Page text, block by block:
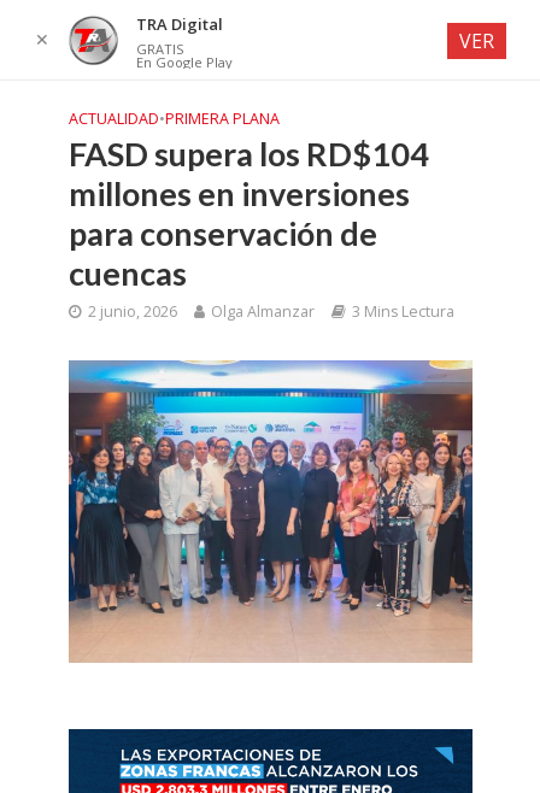
ACTUALIDAD•PRIMERA PLANA
FASD supera los RD$104
millones en inversiones
para conservación de
cuencas
2 junio, 2026 Olga Almanzar 3 Mins Lectura
✕
TRA Digital
GRATIS
En Google Play
VER